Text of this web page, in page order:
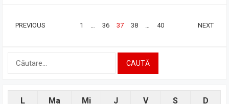
PAGINAȚIE
PREVIOUS 1 … 36 37 38 … 40 NEXT
Caută
L Ma Mi J V S D